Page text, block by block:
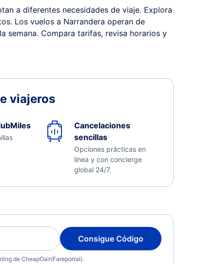
a diferentes necesidades de viaje. Explora
Los vuelos a Narrandera operan de
semana. Compara tarifas, revisa horarios y
viajeros
Cancelaciones
sencillas
Opciones prácticas en
línea y con concierge
global 24/7.
Consigue Código
de CheapOair(Fareportal).